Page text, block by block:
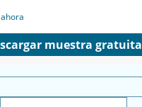
muestra gratuita